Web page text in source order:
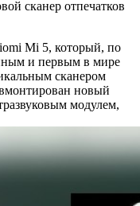
Mi 5, который, по
и первым в мире
сканером
новый
модулем,